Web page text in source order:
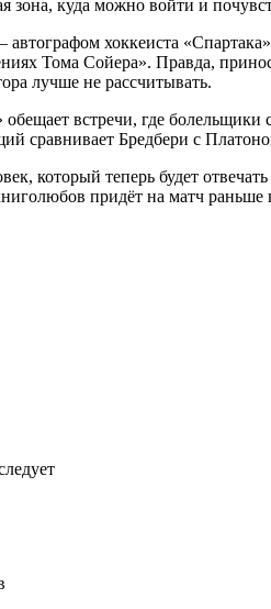
зона, куда можно войти и
хоккеиста
Тома Сойера». Правда,
лучше не рассчитывать.
встречи, где
сравнивает Бредбери с
который теперь будет
придёт на матч раньше